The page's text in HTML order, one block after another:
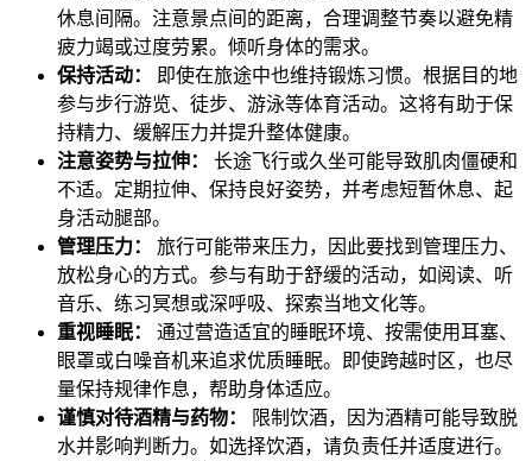
休息间隔。注意景点间的距离，合理调整节奏以避免精
疲力竭或过度劳累。倾听身体的需求。
保持活动：
即使在旅途中也维持锻炼习惯。根据目的地
参与步行游览、徒步、游泳等体育活动。这将有助于保
持精力、缓解压力并提升整体健康。
注意姿势与拉伸：
长途飞行或久坐可能导致肌肉僵硬和
不适。定期拉伸、保持良好姿势，并考虑短暂休息、起
身活动腿部。
管理压力：
旅行可能带来压力，因此要找到管理压力、
放松身心的方式。参与有助于舒缓的活动，如阅读、听
音乐、练习冥想或深呼吸、探索当地文化等。
重视睡眠：
通过营造适宜的睡眠环境、按需使用耳塞、
眼罩或白噪音机来追求优质睡眠。即使跨越时区，也尽
量保持规律作息，帮助身体适应。
谨慎对待酒精与药物：
限制饮酒，因为酒精可能导致脱
水并影响判断力。如选择饮酒，请负责任并适度进行。